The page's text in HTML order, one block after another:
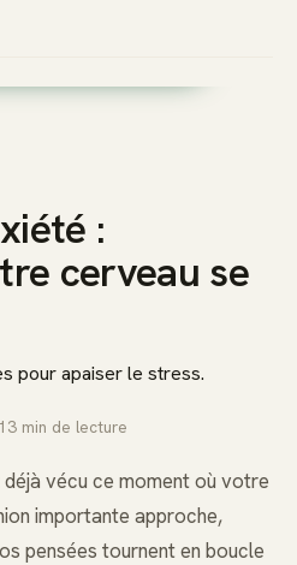
rendez-vous dès
:
cerveau se
pour apaiser le stress.
13 min de lecture
vécu ce moment où votre
importante approche,
pensées tournent en boucle